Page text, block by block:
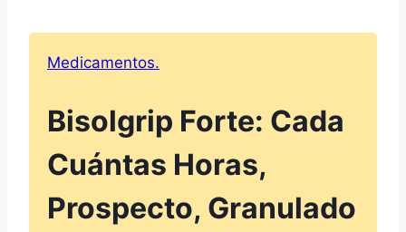
Medicamentos.
Bisolgrip Forte: Cada
Cuántas Horas,
Prospecto, Granulado